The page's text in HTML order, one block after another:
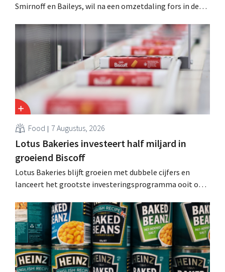
Smirnoff en Baileys, wil na een omzetdaling fors in de
andere Guiness en voorgemixte cocktails.
Food 7 Augustus, 2026
Lotus Bakeries investeert half miljard in
groeiend Biscoff
Lotus Bakeries blijft groeien met dubbele cijfers en
lanceert het grootste investeringsprogramma ooit om
moeten dit momentum grijpen”.